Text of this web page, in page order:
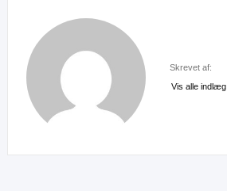
Skrevet af:
Vis alle indlæg